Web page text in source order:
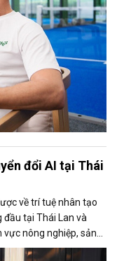
đổi AI tại Thái
về trí tuệ nhân tạo
đầu tại Thái Lan và
nông nghiệp, sản